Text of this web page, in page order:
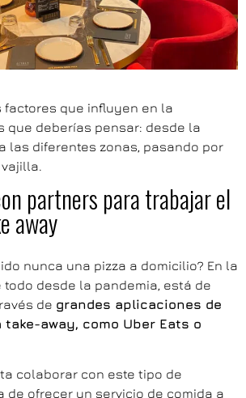
factores que influyen en la
que deberías pensar: desde la
las diferentes zonas, pasando por
partners para trabajar el
away
nunca una pizza a domicilio? En la
desde la pandemia, está de
de grandes aplicaciones de
take-away, como Uber Eats o
colaborar con este tipo de
de ofrecer un servicio de comida a